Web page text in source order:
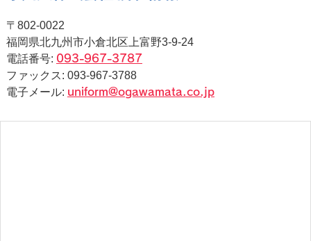
〒802-0022
福岡県北九州市小倉北区上富野3-9-24
電話番号: 093-967-3787
ファックス: 093-967-3788
電子メール: uniform@ogawamata.co.jp